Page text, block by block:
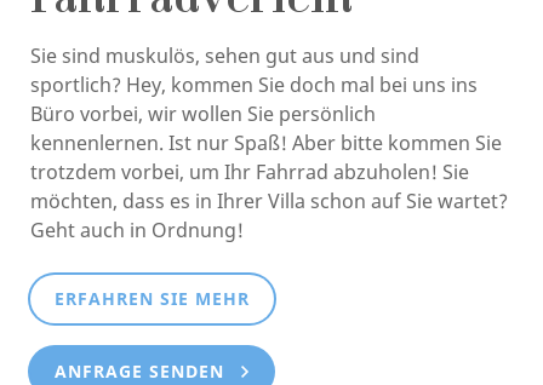
Sie sind muskulös, sehen gut aus und sind
sportlich? Hey, kommen Sie doch mal bei uns ins
Büro vorbei, wir wollen Sie persönlich
kennenlernen. Ist nur Spaß! Aber bitte kommen Sie
trotzdem vorbei, um Ihr Fahrrad abzuholen! Sie
möchten, dass es in Ihrer Villa schon auf Sie wartet?
Geht auch in Ordnung!
ERFAHREN SIE MEHR
ANFRAGE SENDEN